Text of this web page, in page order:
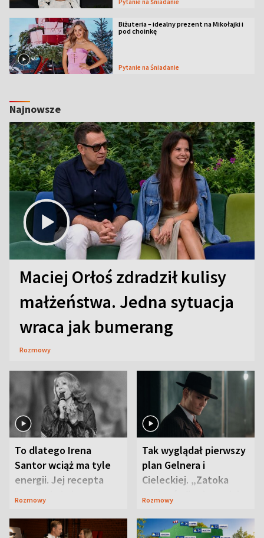
Biżuteria – idealny prezent na Mikołajki i
pod choinkę
Pytanie na Śniadanie
Najnowsze
Maciej Orłoś zdradził kulisy
małżeństwa. Jedna sytuacja
wraca jak bumerang
Rozmowy
To dlatego Irena
Santor wciąż ma tyle
energii. Jej recepta
jest zaskakująco
Rozmowy
Tak wyglądał pierwszy
plan Gelnera i
Cieleckiej. „Zatoka
szpiegów” od razu ich
Rozmowy